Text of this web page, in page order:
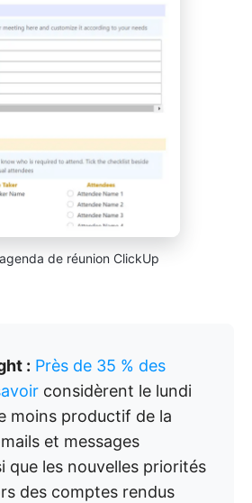
de réunion ClickUp
: Près de 35 % des
considèrent le lundi
moins productif de la
et messages
que les nouvelles priorités
des comptes rendus